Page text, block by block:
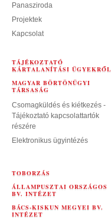
Panasziroda
Projektek
Kapcsolat
TÁJÉKOZTATÓ
KÁRTALANÍTÁSI ÜGYEKRŐL
MAGYAR BÖRTÖNÜGYI
TÁRSASÁG
Csomagküldés és kiétkezés -
Tájékoztató kapcsolattartók
részére
Elektronikus ügyintézés
TOBORZÁS
ÁLLAMPUSZTAI ORSZÁGOS
BV. INTÉZET
BÁCS-KISKUN MEGYEI BV.
INTÉZET